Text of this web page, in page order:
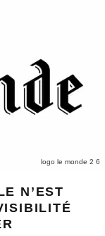
logo le monde 2 6
N’EST